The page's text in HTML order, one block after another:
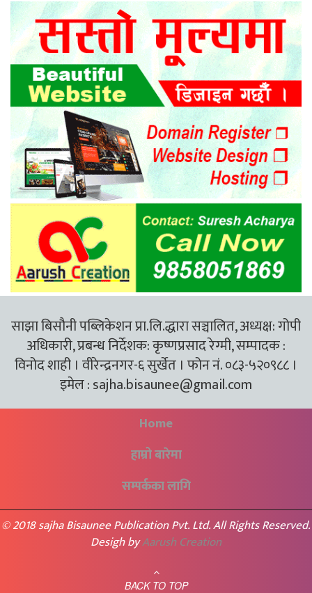
साझा बिसौनी पब्लिकेशन प्रा.लि.द्धारा सञ्चालित, अध्यक्ष: गोपी
अधिकारी, प्रबन्ध निर्देशक: कृष्णप्रसाद रेग्मी, सम्पादक :
विनोद शाही । वीरेन्द्रनगर-६ सुर्खेत । फोन नं. ०८३-५२०९८८ ।
इमेल :sajha.bisaunee@gmail.com
Home
हाम्रो बारेमा
सम्पर्कका लागि
© 2018 sajha Bisaunee Publication Pvt. Ltd. All Rights Reserved.
Desigh byAarush Creation
BACK TO TOP